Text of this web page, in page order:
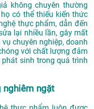
không chuyên thường
có thể thiếu kiến thức
thực phẩm, dẫn đến
lại nhiều lần, gây mất
chuyên nghiệp, doanh
với chất lượng đảm
sinh trong quá trình
nghiêm ngặt